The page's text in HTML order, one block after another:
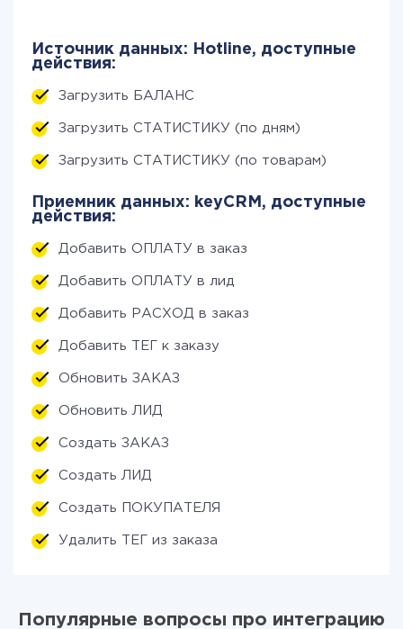
Источник данных: Hotline, доступные
действия:
Загрузить БАЛАНС
Загрузить СТАТИСТИКУ (по дням)
Загрузить СТАТИСТИКУ (по товарам)
Приемник данных: keyCRM, доступные
действия:
Добавить ОПЛАТУ в заказ
Добавить ОПЛАТУ в лид
Добавить РАСХОД в заказ
Добавить ТЕГ к заказу
Обновить ЗАКАЗ
Обновить ЛИД
Создать ЗАКАЗ
Создать ЛИД
Создать ПОКУПАТЕЛЯ
Удалить ТЕГ из заказа
Популярные вопросы про интеграцию